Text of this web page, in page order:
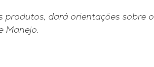
produtos, dará orientações sobre o
Manejo.